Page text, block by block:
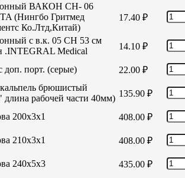
ВАКОН СН- 06
(Нингбо Гритмед
Ко.Лтд,Китай)
17.40 ₽
с в.к. 05 СН 53 см
.INTEGRAL Medical
14.10 ₽
доп. порт. (серые) 22.00 ₽
брюшистый
рабочей части 40мм) 135.90 ₽
200х3х1 408.00 ₽
210х3х1 408.00 ₽
240х5х3 435.00 ₽